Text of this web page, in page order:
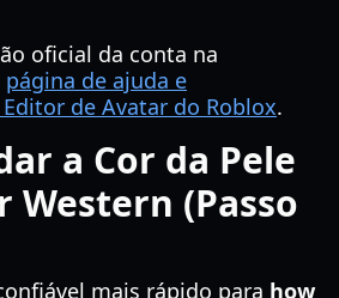
oficial da conta na
página de ajuda e
de Avatar do Roblox.
a Cor da Pele
Western (Passo
mais rápido para how